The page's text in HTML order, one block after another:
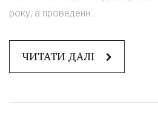
року, а проведенн...
ЧИТАТИ ДАЛІ